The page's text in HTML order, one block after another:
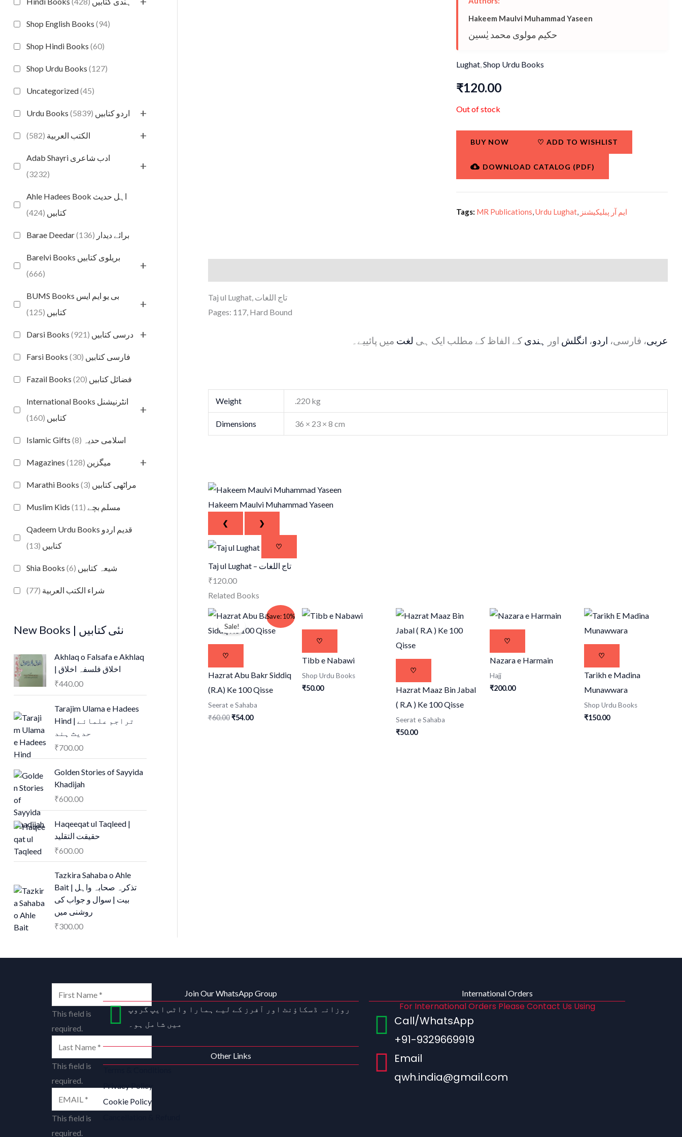
Shop English Books (94)
Shop Hindi Books (60)
Shop Urdu Books (127)
Uncategorized(45)
Urdu Books اردو کتابیں (5839) +
الكتب العربية (582) +
Adab Shayri ادب شاعری
(3232)
+
Ahle Hadees Book اہل حدیث
کتابیں (424)
Barae Deedar برائے دیدار (136)
Barelvi Books بریلوی کتابیں
(666)
+
BUMS Books بی یو ایم ایس
کتابیں (125)
+
Darsi Books درسی کتابیں (921) +
Farsi Books فارسی کتابیں (30)
Fazail Books فضائل کتابیں (20)
International Books انٹرنیشنل
کتابیں (160)
+
Islamic Gifts اسلامی حدیہ (8)
Magazines میگزین (128) +
Marathi Books مراٹھی کتابیں (3)
Muslim Kids مسلم بچے (11)
Qadeem Urdu Books قدیم اردو
کتابیں (13)
Shia Books شیعہ کتابیں (6)
شراء الكتب العربية (77)
New Books | نئی کتابیں
Akhlaq o Falsafa e Akhlaq
| اخلاق فلسفہ اخلاق
₹440.00
Tarajim Ulama e Hadees
Hind | تراجم علمائے
حديث ہند
₹700.00
Golden Stories of Sayyida
Khadijah
₹600.00
Haqeeqat ul Taqleed |
حقیقت التقلید
₹600.00
Tazkira Sahaba o Ahle
Bait | تذکرہ صحابہ واہل
بیت | سوال و جواب کی
روشنی میں
₹300.00
Hakeem Maulvi Muhammad Yaseen
حکیم مولوی محمد یٰسین
Lughat ,Shop Urdu Books
₹120.00
Out of stock
BUY NOW ♡ ADD TO WISHLIST
DOWNLOAD CATALOG (PDF)
Tags: MR Publications ,Urdu Lughat ایم آر پبلیکیشنز
Taj ul Lughat, تاج اللغات
Pages: 117, Hard Bound
عربی، فارسی، اردو، انگلش اور ہندی کے الفاظ کے مطلب ایک ہی لغت میں پائییے۔
Weight .220 kg
Dimensions 36 × 23 × 8 cm
Hakeem Maulvi Muhammad Yaseen
❮ ❯
♡
Taj ul Lughat – تاج اللغات
₹120.00
Related Books
Save: 10%
Sale!
♡
Hazrat Abu Bakr Siddiq
(R.A) Ke 100 Qisse
Seerat e Sahaba
₹60.00
Original
price
was:
₹54.00
Current
price
is:
♡
Tibb e Nabawi
Shop Urdu Books
₹50.00
♡
Hazrat Maaz Bin Jabal
( R.A ) Ke 100 Qisse
Seerat e Sahaba
₹50.00
♡
Nazara e Harmain
Hajj
₹200.00
♡
Tarikh e Madina
Munawwara
Shop Urdu Books
₹150.00
This field is
required.
This field is
required.
This field is
required.
Join Our WhatsApp Group
روزانہ ڈسکاؤنٹ اور آفرز کے لیے ہمارا واٹس ایپ گروپ
میں شامل ہو۔
Other Links
Privacy Policy
Cookie Policy
International Orders
For International Orders Please Contact Us Using
Call/WhatsApp
+91-9329669919
Email
qwh.india@gmail.com